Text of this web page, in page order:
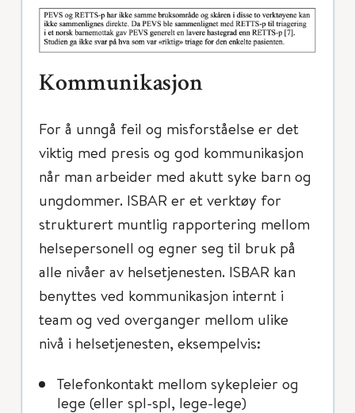
Kommunikasjon
For å unngå feil og misforståelse er det
viktig med presis og god kommunikasjon
når man arbeider med akutt syke barn og
ungdommer. ISBAR er et verktøy for
strukturert muntlig rapportering mellom
helsepersonell og egner seg til bruk på
alle nivåer av helsetjenesten. ISBAR kan
benyttes ved kommunikasjon internt i
team og ved overganger mellom ulike
nivå i helsetjenesten, eksempelvis:
Telefonkontakt mellom sykepleier og
lege (eller spl-spl, lege-lege)